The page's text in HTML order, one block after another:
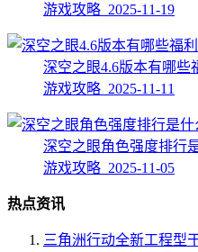
游戏攻略 2025-11-19
深空之眼4.6版本有哪些
游戏攻略 2025-11-11
深空之眼角色强度排行
游戏攻略 2025-11-05
热点资讯
三角洲行动全新工程型